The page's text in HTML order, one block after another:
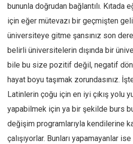
Abir E. Nahas
Amina S. Jenenkovic
Bağdagül Öz
» Yazar arşivi
Bu Sayı
Tüm Sayılar
Kategoriler
bununla doğrudan bağlantılı. Kıtada
için eğer mütevazı bir geçmişten
üniversiteye gitme şansınız son
belirli üniversitelerin dışında bir
bile bu size pozitif değil, negatif
hayat boyu taşımak zorundasınız.
Latinlerin çoğu için en iyi çıkış yolu
yapabilmek için ya bir şekilde burs
değişim programlarıyla kendilerine
çalışıyorlar. Bunları yapamayanlar ise